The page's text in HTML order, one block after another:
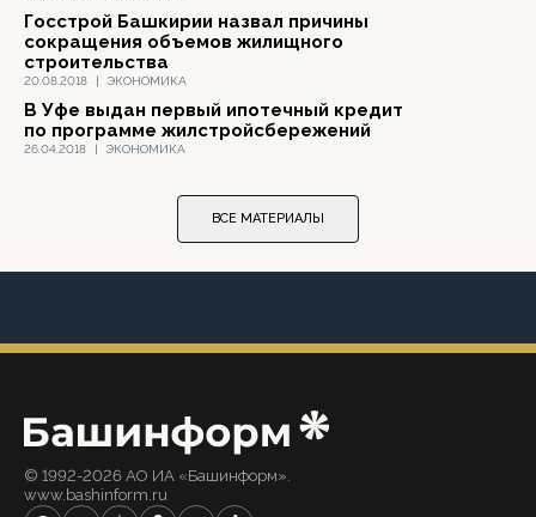
20.08.2018 | ЭКОНОМИКА
Госстрой Башкирии назвал причины
сокращения объемов жилищного
строительства
26.04.2018 | ЭКОНОМИКА
В Уфе выдан первый ипотечный кредит
по программе жилстройсбережений
ВСЕ МАТЕРИАЛЫ
© 1992-2026 АО ИА «Башинформ».
www.bashinform.ru